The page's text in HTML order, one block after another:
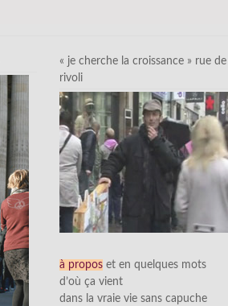
« je cherche la croissance » rue de
rivoli
à propos et en quelques mots
d’où ça vient
dans la vraie vie sans capuche